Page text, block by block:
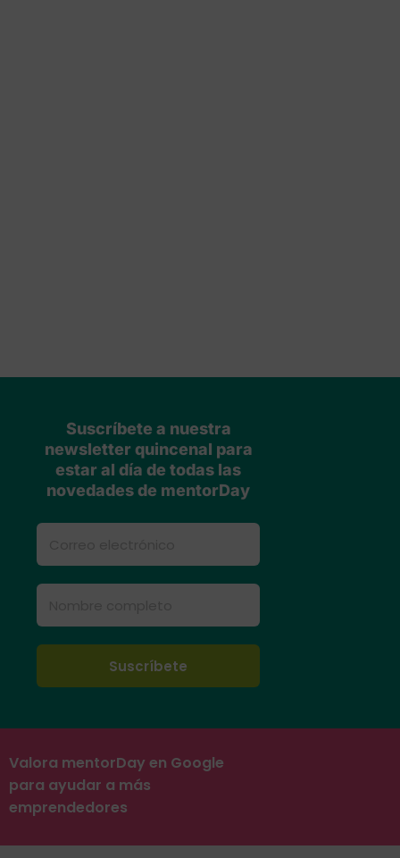
Suscríbete a nuestra
newsletter quincenal para
estar al día de todas las
novedades de mentorDay
Valora mentorDay en Google
para ayudar a más
emprendedores